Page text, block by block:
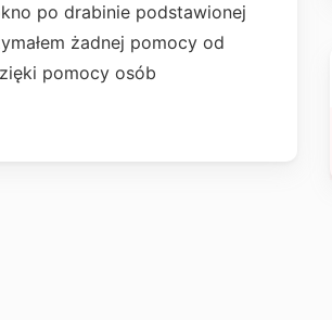
po drabinie podstawionej
żadnej pomocy od
pomocy osób